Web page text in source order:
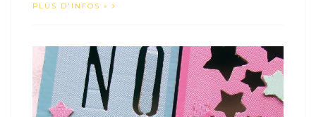
PLUS D'INFOS »